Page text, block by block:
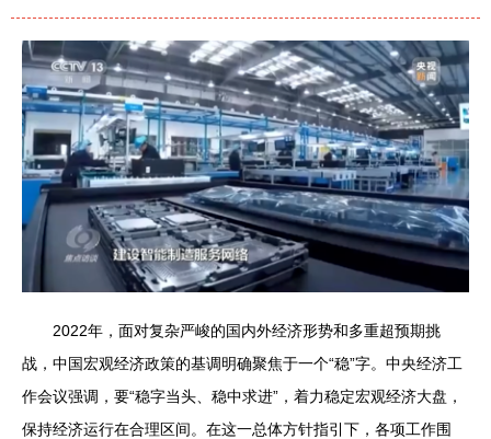
2022年，面对复杂严峻的国内外经济形势和多重超预期挑
战，中国宏观经济政策的基调明确聚焦于一个“稳”字。中央经济工
作会议强调，要“稳字当头、稳中求进”，着力稳定宏观经济大盘，
保持经济运行在合理区间。在这一总体方针指引下，各项工作围